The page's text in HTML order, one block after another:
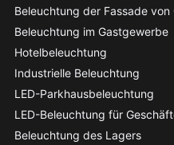
Beleuchtung der Fassade
Beleuchtung im Gastgewerbe
Hotelbeleuchtung
Industrielle Beleuchtung
LED-Parkhausbeleuchtung
LED-Beleuchtung für
Beleuchtung des Lagers